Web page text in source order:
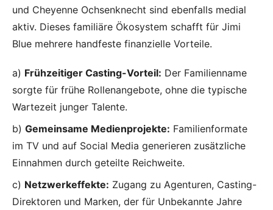
und Cheyenne Ochsenknecht sind ebenfalls medial
aktiv. Dieses familiäre Ökosystem schafft für Jimi
Blue mehrere handfeste finanzielle Vorteile.
a) Frühzeitiger Casting-Vorteil: Der Familienname
sorgte für frühe Rollenangebote, ohne die typische
Wartezeit junger Talente.
b) Gemeinsame Medienprojekte: Familienformate
im TV und auf Social Media generieren zusätzliche
Einnahmen durch geteilte Reichweite.
c) Netzwerkeffekte: Zugang zu Agenturen, Casting-
Direktoren und Marken, der für Unbekannte Jahre